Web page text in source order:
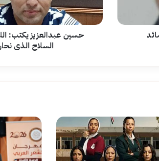
الذى
نحارب
حسين عبدالعزيز يكتب:
السلاح الذى